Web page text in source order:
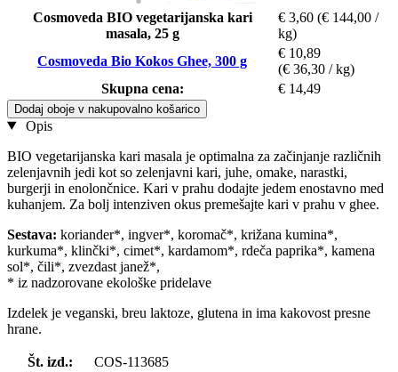
Cosmoveda BIO vegetarijanska kari
masala, 25 g
€ 3,60 (€ 144,00 /
kg)
Cosmoveda Bio Kokos Ghee, 300 g
€ 10,89
(€ 36,30 / kg)
Skupna cena:
€ 14,49
Dodaj oboje v nakupovalno košarico
Opis
BIO vegetarijanska kari masala je optimalna za začinjanje različnih
zelenjavnih jedi kot so zelenjavni kari, juhe, omake, narastki,
burgerji in enolončnice. Kari v prahu dodajte jedem enostavno med
kuhanjem. Za bolj intenziven okus premešajte kari v prahu v ghee.
Sestava: koriander*, ingver*, koromač*, križana kumina*,
kurkuma*, klinčki*, cimet*, kardamom*, rdeča paprika*, kamena
sol*, čili*, zvezdast janež*,
* iz nadzorovane ekološke pridelave
Izdelek je veganski, breu laktoze, glutena in ima kakovost presne
hrane.
Št. izd.:
COS-113685